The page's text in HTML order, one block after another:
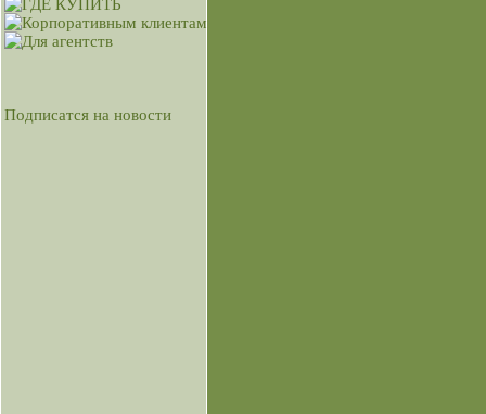
Подписатся на новости